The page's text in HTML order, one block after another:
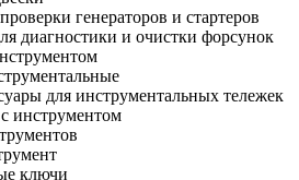
генераторов и стартеров
диагностики и очистки форсунок
для инструментальных тележек
инструментом
ключи